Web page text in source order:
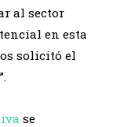
al sector
en esta
solicitó el
se